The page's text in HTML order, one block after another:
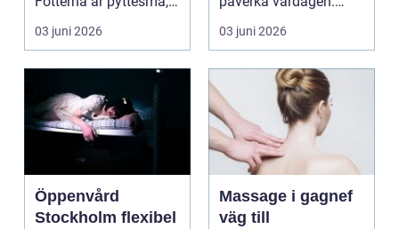
huden är mjuk och
varje lite...
03 juni 2026
Nedsatt känsel, sämre
03 juni 2026
Öppenvård
Stockholm flexibel
Massage i gagnef
väg till